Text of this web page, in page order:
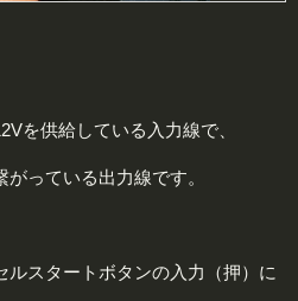
を供給している入力線で、
っている出力線です。
ルスタートボタンの入力（押）に